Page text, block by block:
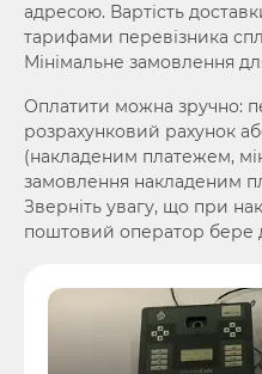
адресою. Вартість
тарифами перевізника
Мінімальне замовлення
Оплатити можна зручно:
розрахунковий рахунок
(накладеним платежем,
замовлення накладеним
Зверніть увагу, що при
поштовий оператор бере